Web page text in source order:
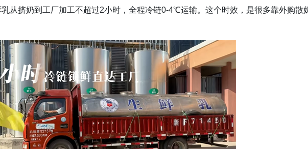
从挤奶到工厂加工不超过2小时，全程冷链0-4℃运输。这个时效，是很多靠外购散